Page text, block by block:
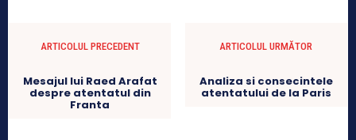
ARTICOLUL PRECEDENT
Mesajul lui Raed Arafat
despre atentatul din
Franta
ARTICOLUL URMĂTOR
Analiza si consecintele
atentatului de la Paris